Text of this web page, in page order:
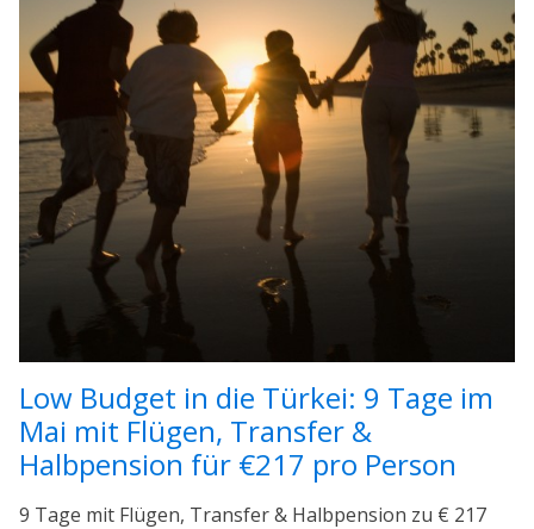
Low Budget in die Türkei: 9 Tage im
Mai mit Flügen, Transfer &
Halbpension für €217 pro Person
9 Tage mit Flügen, Transfer & Halbpension zu € 217